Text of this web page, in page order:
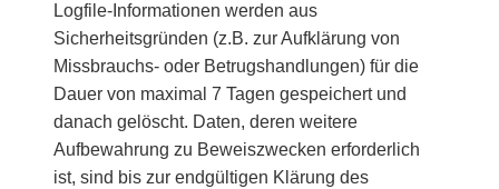
Logfile-Informationen werden aus
Sicherheitsgründen (z.B. zur Aufklärung von
Missbrauchs- oder Betrugshandlungen) für die
Dauer von maximal 7 Tagen gespeichert und
danach gelöscht. Daten, deren weitere
Aufbewahrung zu Beweiszwecken erforderlich
ist, sind bis zur endgültigen Klärung des